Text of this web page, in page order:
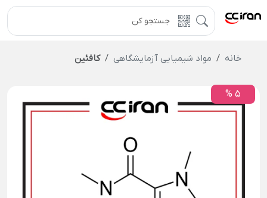
خانه مواد شیمیایی آزمایشگاهی کافئین
5 %